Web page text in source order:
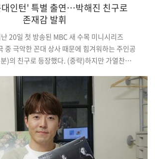
인턴' 특별 출연…박해진 친구로
존재감 발휘
20일 첫 방송된 MBC 새 수목 미니시리즈
중 극악한 꼰대 상사 때문에 힘겨워하는 주인공
)의 친구로 등장했다. (중략)하지만 가열찬은
했다. 취기에 눈물까지 터트리며 감춰둔 아픈
열찬. 친구는 대책 없이 취한 그의 행동에 짜증을
바라보는 모습으로 보는 이들의 안타까움을
은 2012년 영화 '나는 공무원이다'를 통해 데뷔,
이후 '밀정', '…